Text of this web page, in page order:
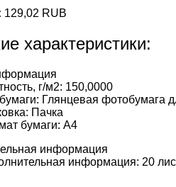
129,02 RUB
характеристики:
г/м2: 150,0000
Глянцевая фотобумага
Пачка
бумаги: A4
информация
информация: 20